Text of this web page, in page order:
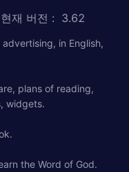
현재 버전 : 3.62
in English,
plans of reading,
widgets.
the Word of God.